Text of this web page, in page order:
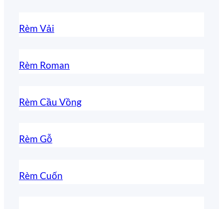
Rèm Vải
Rèm Roman
Rèm Cầu Vồng
Rèm Gỗ
Rèm Cuốn